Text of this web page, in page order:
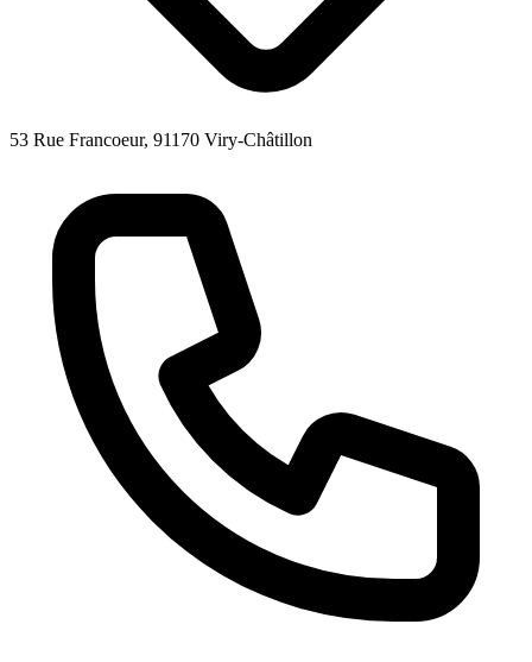
53 Rue Francoeur, 91170 Viry-Châtillon